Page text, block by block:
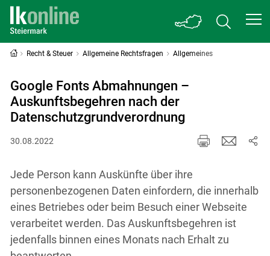
Recht & Steuer Allgemeine Rechtsfragen Allgemeines
Google Fonts Abmahnungen –
Auskunftsbegehren nach der
Datenschutzgrundverordnung
30.08.2022
Jede Person kann Auskünfte über ihre
personenbezogenen Daten einfordern, die innerhalb
eines Betriebes oder beim Besuch einer Webseite
verarbeitet werden. Das Auskunftsbegehren ist
jedenfalls binnen eines Monats nach Erhalt zu